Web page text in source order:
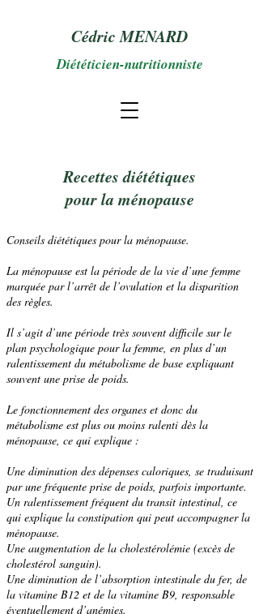
Cédric MENARD
Diététicien-nutritionniste
Recettes diététiques
pour la ménopause
Conseils diététiques pour la ménopause.
La ménopause est la période de la vie d’une femme
marquée par l’arrêt de l’ovulation et la disparition
des règles.
Il s’agit d’une période très souvent difficile sur le
plan psychologique pour la femme, en plus d’un
ralentissement du métabolisme de base expliquant
souvent une prise de poids.
Le fonctionnement des organes et donc du
métabolisme est plus ou moins ralenti dès la
ménopause, ce qui explique :
Une diminution des dépenses caloriques, se traduisant
par une fréquente prise de poids, parfois importante.
Un ralentissement fréquent du transit intestinal, ce
qui explique la constipation qui peut accompagner la
ménopause.
Une augmentation de la cholestérolémie (excès de
cholestérol sanguin).
Une diminution de l’absorption intestinale du fer, de
la vitamine B12 et de la vitamine B9, responsable
éventuellement d’anémies.